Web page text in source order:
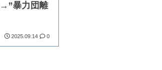
暴力団離
2025.09.14 0